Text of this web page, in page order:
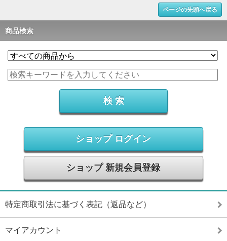
ページの先頭へ戻る
商品検索
ショップ ログイン
ショップ 新規会員登録
特定商取引法に基づく表記（返品など）
マイアカウント